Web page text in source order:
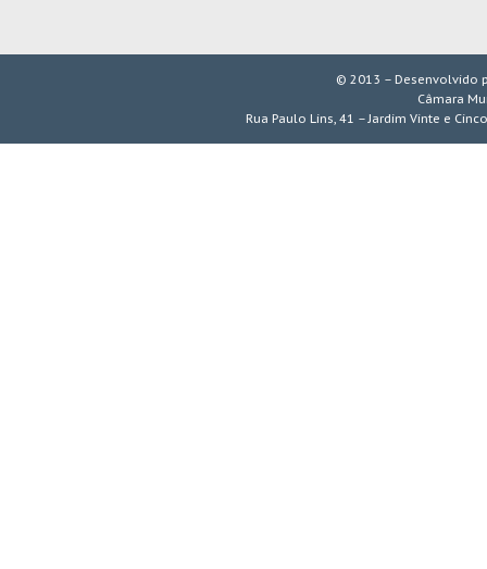
© 2013 – Desenvolvido
Câmara
Rua Paulo Lins, 41 – Jardim Vinte e